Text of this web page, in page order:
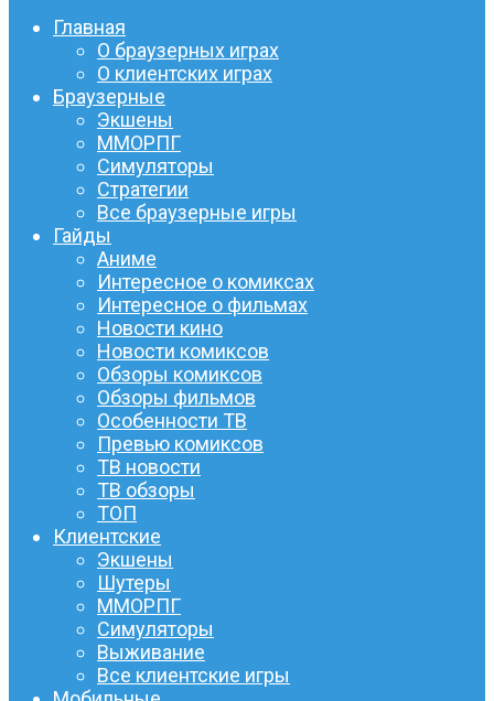
Главная
О браузерных играх
О клиентских играх
Браузерные
Экшены
ММОРПГ
Симуляторы
Стратегии
Все браузерные игры
Гайды
Аниме
Интересное о комиксах
Интересное о фильмах
Новости кино
Новости комиксов
Обзоры комиксов
Обзоры фильмов
Особенности ТВ
Превью комиксов
ТВ новости
ТВ обзоры
ТОП
Клиентские
Экшены
Шутеры
ММОРПГ
Симуляторы
Выживание
Все клиентские игры